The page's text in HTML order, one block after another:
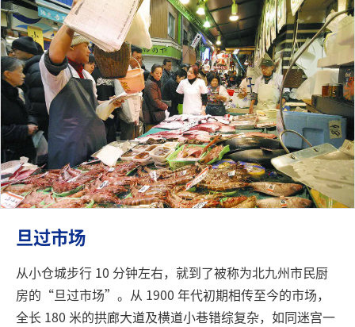
旦过市场
从小仓城步行 10 分钟左右，就到了被称为北九州市民厨
房的“旦过市场”。从 1900 年代初期相传至今的市场，
全长 180 米的拱廊大道及横道小巷错综复杂，如同迷宫一